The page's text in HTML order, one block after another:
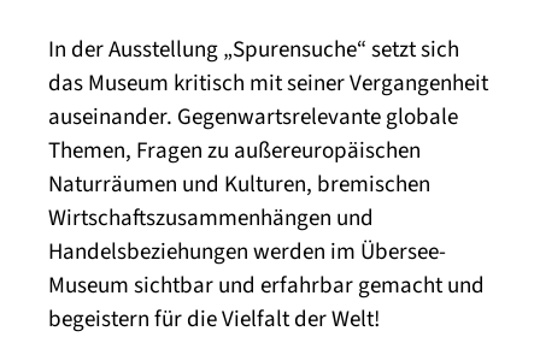
In der Ausstellung „Spurensuche“ setzt sich
das Museum kritisch mit seiner Vergangenheit
auseinander. Gegenwartsrelevante globale
Themen, Fragen zu außereuropäischen
Naturräumen und Kulturen, bremischen
Wirtschaftszusammenhängen und
Handelsbeziehungen werden im Übersee-
Museum sichtbar und erfahrbar gemacht und
begeistern für die Vielfalt der Welt!